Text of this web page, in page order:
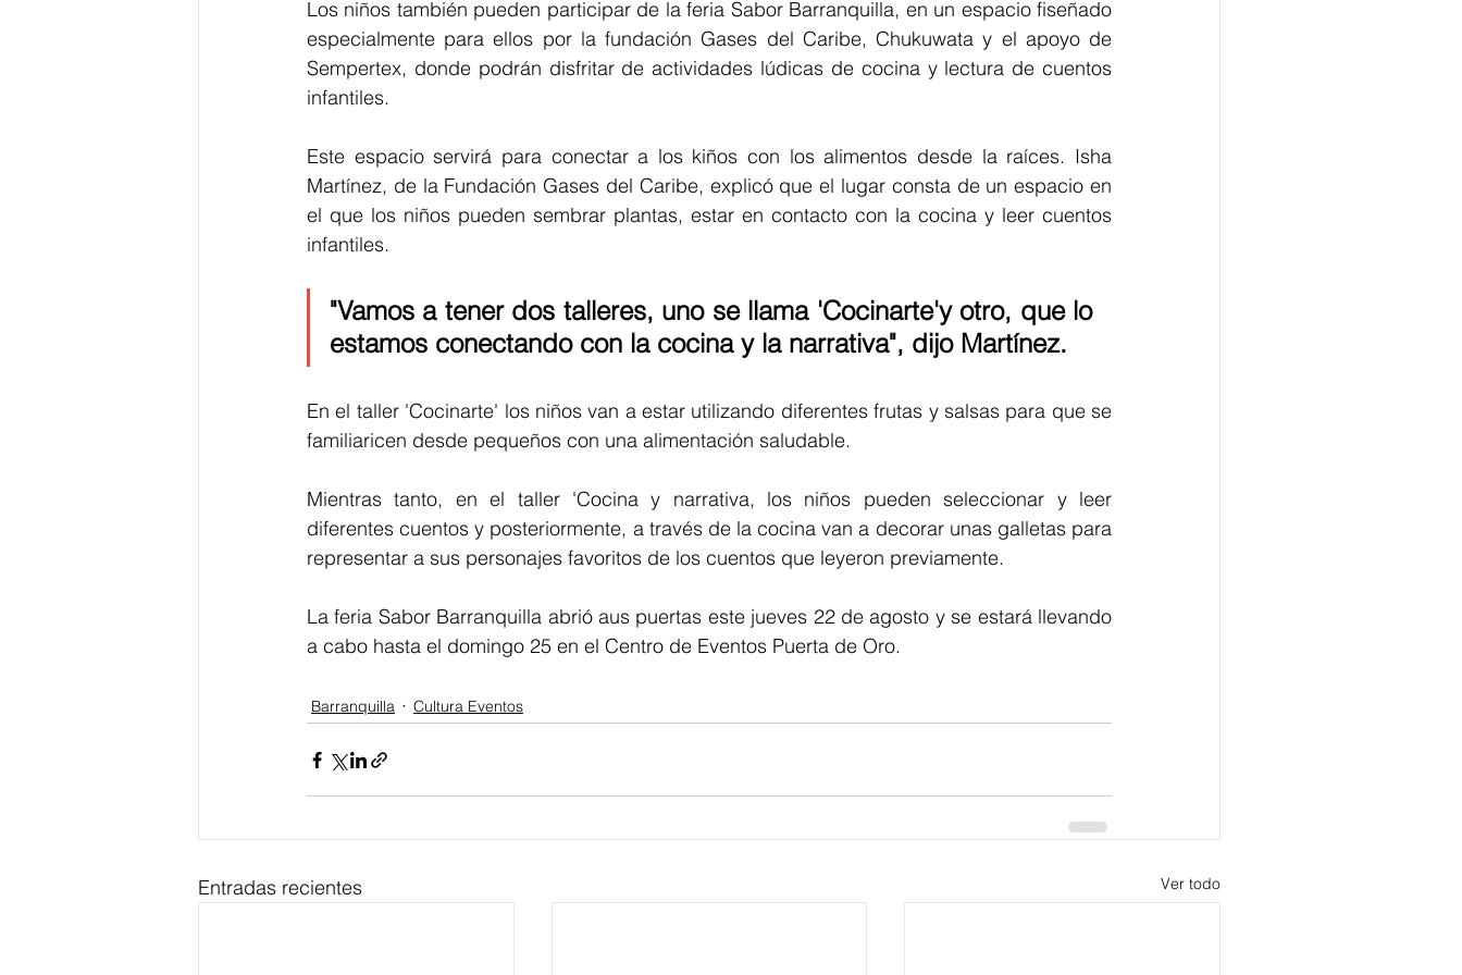
Los niños también pueden participar de la feria Sabor Barranquilla, en un espacio fiseñado
especialmente para ellos por la fundación Gases del Caribe, Chukuwata y el apoyo de
Sempertex, donde podrán disfritar de actividades lúdicas de cocina y lectura de cuentos
infantiles.
Este espacio servirá para conectar a los kiños con los alimentos desde la raíces. Isha
Martínez, de la Fundación Gases del Caribe, explicó que el lugar consta de un espacio en
el que los niños pueden sembrar plantas, estar en contacto con la cocina y leer cuentos
infantiles.
"Vamos a tener dos talleres, uno se llama 'Cocinarte'y otro, que lo
estamos conectando con la cocina y la narrativa", dijo Martínez.
En el taller 'Cocinarte' los niños van a estar utilizando diferentes frutas y salsas para que se
familiaricen desde pequeños con una alimentación saludable.
Mientras tanto, en el taller 'Cocina y narrativa, los niños pueden seleccionar y leer
diferentes cuentos y posteriormente, a través de la cocina van a decorar unas galletas para
representar a sus personajes favoritos de los cuentos que leyeron previamente.
La feria Sabor Barranquilla abrió aus puertas este jueves 22 de agosto y se estará llevando
a cabo hasta el domingo 25 en el Centro de Eventos Puerta de Oro.
Barranquilla Cultura Eventos
Entradas recientes Ver todo